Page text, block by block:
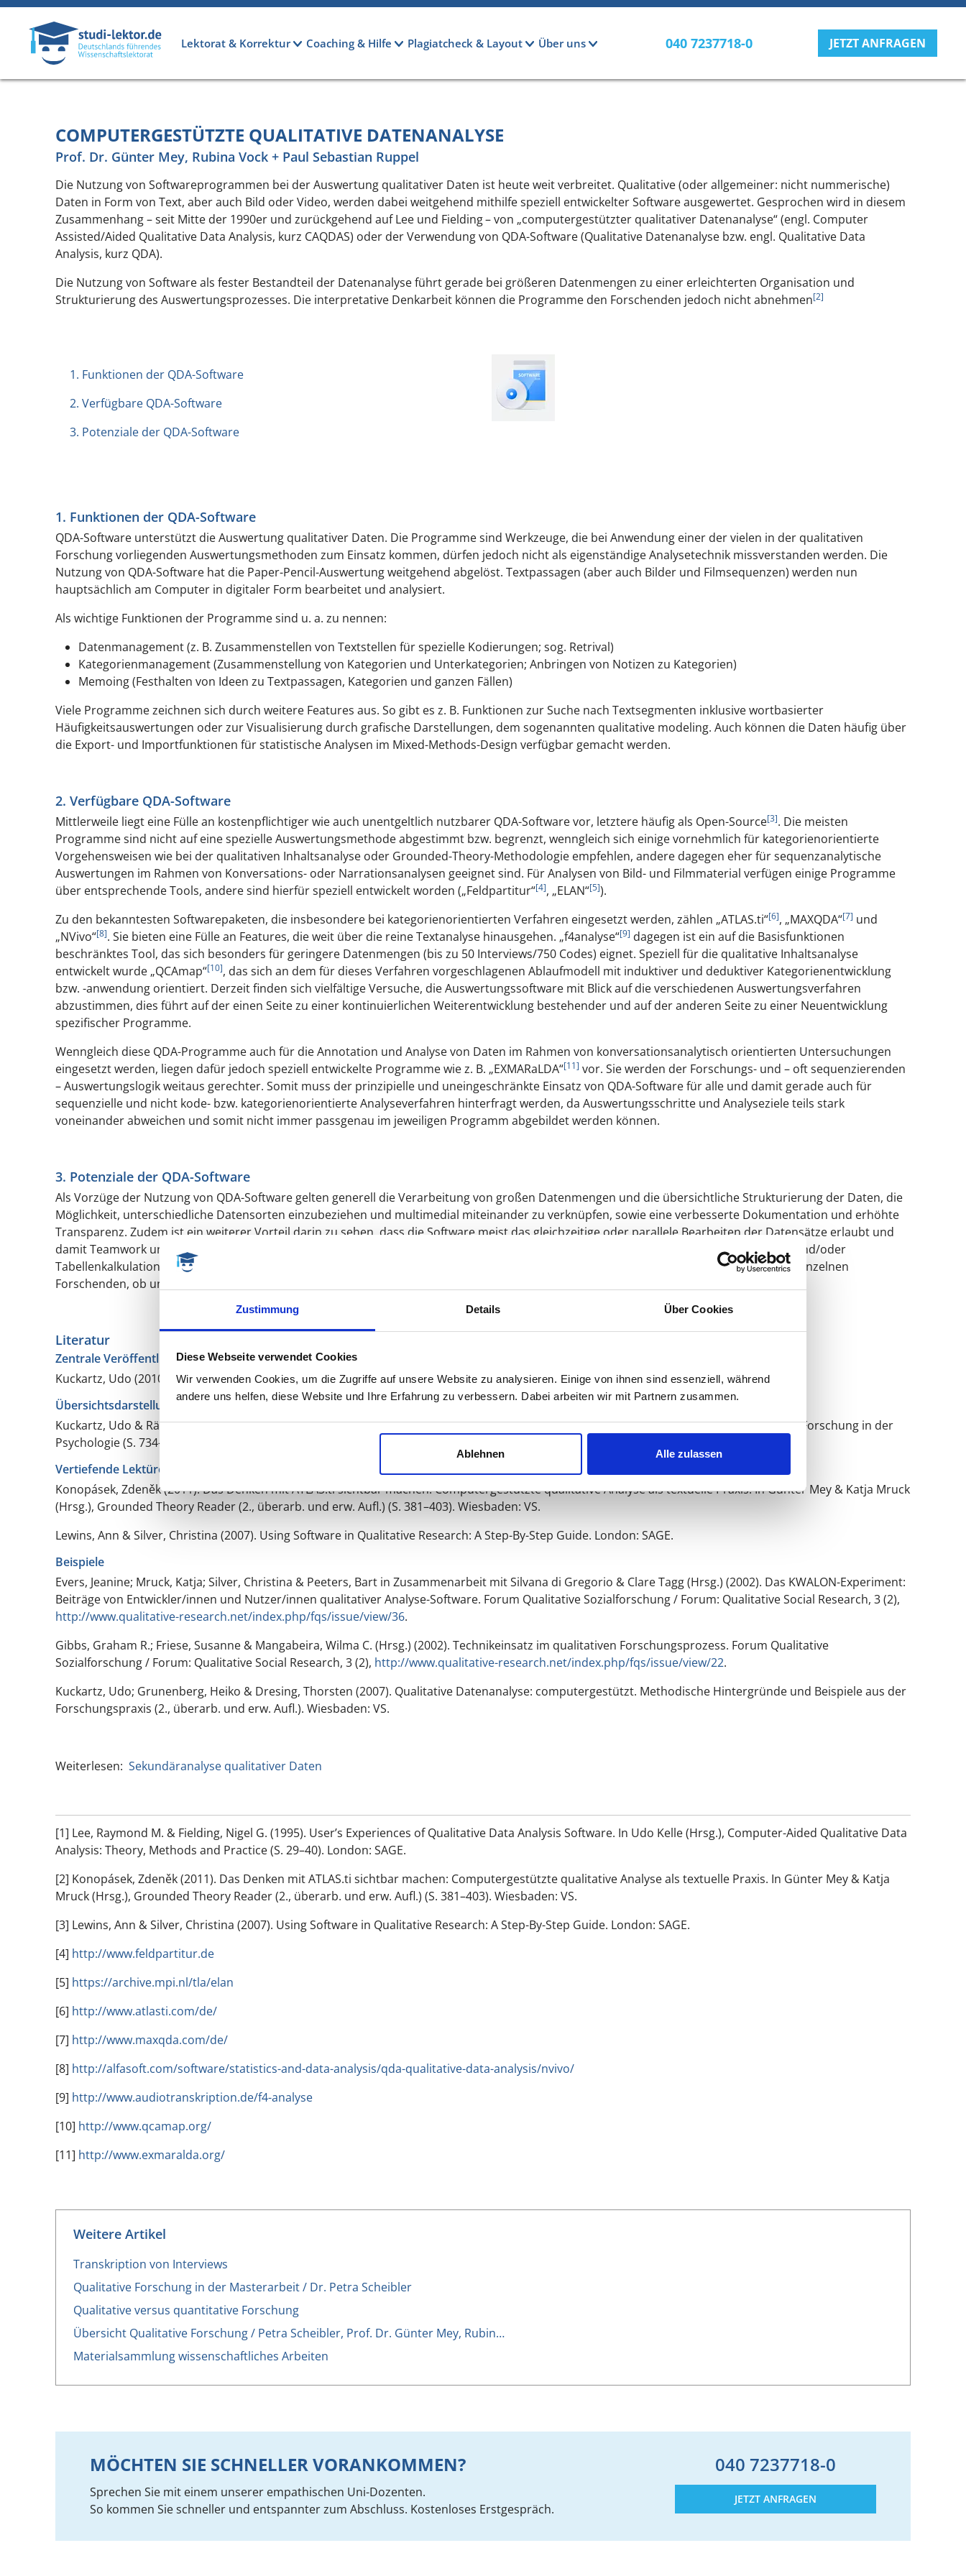
Zustimmung Details Über Cookies
Diese Webseite verwendet Cookies
Wir verwenden Cookies, um die Zugriffe auf unsere Website zu analysieren. Einige von ihnen sind essenziell, während
andere uns helfen, diese Website und Ihre Erfahrung zu verbessern. Dabei arbeiten wir mit Partnern zusammen.
Ablehnen Alle zulassen
Direkt zum Inhalt
Lektorat & Korrektur Coaching & Hilfe Plagiatcheck & Layout Über uns 040 7237718-0 JETZT ANFRAGEN
COMPUTERGESTÜTZTE QUALITATIVE DATENANALYSE
Prof. Dr. Günter Mey, Rubina Vock + Paul Sebastian Ruppel
Die Nutzung von Softwareprogrammen bei der Auswertung qualitativer Daten ist heute weit verbreitet. Qualitative (oder allgemeiner: nicht nummerische)
Daten in Form von Text, aber auch Bild oder Video, werden dabei weitgehend mithilfe speziell entwickelter Software ausgewertet. Gesprochen wird in diesem
Zusammenhang – seit Mitte der 1990er und zurückgehend auf Lee und Fielding– von „computergestützter qualitativer Datenanalyse“ (engl. Computer
Assisted/Aided Qualitative Data Analysis, kurz CAQDAS) oder der Verwendung von QDA-Software (Qualitative Datenanalyse bzw. engl. Qualitative Data
Analysis, kurz QDA).
Die Nutzung von Software als fester Bestandteil der Datenanalyse führt gerade bei größeren Datenmengen zu einer erleichterten Organisation und
Strukturierung des Auswertungsprozesses. Die interpretative Denkarbeit können die Programme den Forschenden jedoch nicht abnehmen[2]
1. Funktionen der QDA-Software
2. Verfügbare QDA-Software
3. Potenziale der QDA-Software
1. Funktionen der QDA-Software
QDA-Software unterstützt die Auswertung qualitativer Daten. Die Programme sind Werkzeuge, die bei Anwendung einer der vielen in der qualitativen
Forschung vorliegenden Auswertungsmethoden zum Einsatz kommen, dürfen jedoch nicht als eigenständige Analysetechnik missverstanden werden. Die
Nutzung von QDA-Software hat die Paper-Pencil-Auswertung weitgehend abgelöst. Textpassagen (aber auch Bilder und Filmsequenzen) werden nun
hauptsächlich am Computer in digitaler Form bearbeitet und analysiert.
Als wichtige Funktionen der Programme sind u. a. zu nennen:
Datenmanagement (z. B. Zusammenstellen von Textstellen für spezielle Kodierungen; sog. Retrival)
Kategorienmanagement (Zusammenstellung von Kategorien und Unterkategorien; Anbringen von Notizen zu Kategorien)
Memoing (Festhalten von Ideen zu Textpassagen, Kategorien und ganzen Fällen)
Viele Programme zeichnen sich durch weitere Features aus. So gibt es z. B. Funktionen zur Suche nach Textsegmenten inklusive wortbasierter
Häufigkeitsauswertungen oder zur Visualisierung durch grafische Darstellungen, dem sogenannten qualitative modeling. Auch können die Daten häufig über
die Export- und Importfunktionen für statistische Analysen im Mixed-Methods-Design verfügbar gemacht werden.
2. Verfügbare QDA-Software
Mittlerweile liegt eine Fülle an kostenpflichtiger wie auch unentgeltlich nutzbarer QDA-Software vor, letztere häufig als Open-Source[3]. Die meisten
Programme sind nicht auf eine spezielle Auswertungsmethode abgestimmt bzw. begrenzt, wenngleich sich einige vornehmlich für kategorienorientierte
Vorgehensweisen wie bei der qualitativen Inhaltsanalyse oder Grounded-Theory-Methodologie empfehlen, andere dagegen eher für sequenzanalytische
Auswertungen im Rahmen von Konversations- oder Narrationsanalysen geeignet sind. Für Analysen von Bild- und Filmmaterial verfügen einige Programme
über entsprechende Tools, andere sind hierfür speziell entwickelt worden („Feldpartitur“[4], „ELAN“[5]).
Zu den bekanntesten Softwarepaketen, die insbesondere bei kategorienorientierten Verfahren eingesetzt werden, zählen „ATLAS.ti“[6], „MAXQDA“[7] und
„NVivo“[8]. Sie bieten eine Fülle an Features, die weit über die reine Textanalyse hinausgehen. „f4analyse“[9] dagegen ist ein auf die Basisfunktionen
beschränktes Tool, das sich besonders für geringere Datenmengen (bis zu 50 Interviews/750 Codes) eignet. Speziell für die qualitative Inhaltsanalyse
entwickelt wurde „QCAmap“[10], das sich an dem für dieses Verfahren vorgeschlagenen Ablaufmodell mit induktiver und deduktiver Kategorienentwicklung
bzw. -anwendung orientiert. Derzeit finden sich vielfältige Versuche, die Auswertungssoftware mit Blick auf die verschiedenen Auswertungsverfahren
abzustimmen, dies führt auf der einen Seite zu einer kontinuierlichen Weiterentwicklung bestehender und auf der anderen Seite zu einer Neuentwicklung
spezifischer Programme.
Wenngleich diese QDA-Programme auch für die Annotation und Analyse von Daten im Rahmen von konversationsanalytisch orientierten Untersuchungen
eingesetzt werden, liegen dafür jedoch speziell entwickelte Programme wie z. B. „EXMARaLDA“[11] vor. Sie werden der Forschungs- und – oft sequenzierenden
– Auswertungslogik weitaus gerechter. Somit muss der prinzipielle und uneingeschränkte Einsatz von QDA-Software für alle und damit gerade auch für
sequenzielle und nicht kode- bzw. kategorienorientierte Analyseverfahren hinterfragt werden, da Auswertungsschritte und Analyseziele teils stark
voneinander abweichen und somit nicht immer passgenau im jeweiligen Programm abgebildet werden können.
3. Potenziale der QDA-Software
Als Vorzüge der Nutzung von QDA-Software gelten generell die Verarbeitung von großen Datenmengen und die übersichtliche Strukturierung der Daten, die
Möglichkeit, unterschiedliche Datensorten einzubeziehen und multimedial miteinander zu verknüpfen, sowie eine verbesserte Dokumentation und erhöhte
Transparenz. Zudem ist ein weiterer Vorteil darin zu sehen, dass die Software meist das gleichzeitige oder parallele Bearbeiten der Datensätze erlaubt und
damit Teamwork unterstützt. Allerdings realisieren einige Forschende ihre Auswertung weiterhin unter Nutzung von Textverarbeitungs- und/oder
Tabellenkalkulationsprogrammen. Am Ende entscheiden die Datenmenge, die Ansprüchlichkeit der Analyse, aber auch die Vorlieben der einzelnen
Forschenden, ob und wenn ja, welche Programme sinnvoll einzusetzen sind.
Literatur
Zentrale Veröffentlichung
Kuckartz, Udo (2010).
Einführung in die computergestützte Analyse qualitativer Daten(3., akt. Aufl.). Wiesbaden: VS.
Übersichtsdarstellungen
Kuckartz, Udo & Rädiker, Stefan (2010). Computergestützte Analyse (CAQDAS). In Günter Mey & Katja Mruck (Hrsg.),Handbuch Qualitative Forschung in der
Psychologie(S. 734–750). Wiesbaden: VS.
Vertiefende Lektüre
Konopásek, Zdeněk (2011). Das Denken mit ATLAS.ti sichtbar machen: Computergestützte qualitative Analyse als textuelle Praxis. In Günter Mey & Katja Mruck
(Hrsg.), Grounded Theory Reader(2., überarb. und erw. Aufl.) (S. 381–403). Wiesbaden: VS.
Lewins, Ann & Silver, Christina (2007). Using Software in Qualitative Research: A Step-By-Step Guide. London: SAGE.
Beispiele
Evers, Jeanine; Mruck, Katja; Silver, Christina & Peeters, Bart in Zusammenarbeit mit Silvana di Gregorio & Clare Tagg (Hrsg.) (2002). Das KWALON-Experiment:
Beiträge von Entwickler/innen und Nutzer/innen qualitativer Analyse-Software. Forum Qualitative Sozialforschung / Forum: Qualitative Social Research, 3(2),
http://www.qualitative-research.net/index.php/fqs/issue/view/36.
Gibbs, Graham R.; Friese, Susanne & Mangabeira, Wilma C. (Hrsg.) (2002). Technikeinsatz im qualitativen Forschungsprozess. Forum Qualitative
Sozialforschung / Forum: Qualitative Social Research, 3(2), http://www.qualitative-research.net/index.php/fqs/issue/view/22.
Kuckartz, Udo; Grunenberg, Heiko & Dresing, Thorsten (2007). Qualitative Datenanalyse: computergestützt. Methodische Hintergründe und Beispiele aus der
Forschungspraxis (2., überarb. und erw. Aufl.). Wiesbaden: VS.
Weiterlesen: Sekundäranalyse qualitativer Daten
[1] Lee, Raymond M. & Fielding, Nigel G. (1995). User’s Experiences of Qualitative Data Analysis Software. In Udo Kelle (Hrsg.), Computer-Aided Qualitative Data
Analysis: Theory, Methods and Practice (S. 29–40). London: SAGE.
[2] Konopásek, Zdeněk (2011). Das Denken mit ATLAS.ti sichtbar machen: Computergestützte qualitative Analyse als textuelle Praxis. In Günter Mey & Katja
Mruck (Hrsg.), Grounded Theory Reader (2., überarb. und erw. Aufl.) (S. 381–403). Wiesbaden: VS.
[3] Lewins, Ann & Silver, Christina (2007). Using Software in Qualitative Research: A Step-By-Step Guide. London: SAGE.
[4] http://www.feldpartitur.de
[5] https://archive.mpi.nl/tla/elan
[6] http://www.atlasti.com/de/
[7] http://www.maxqda.com/de/
[8] http://alfasoft.com/software/statistics-and-data-analysis/qda-qualitative-data-analysis/nvivo/
[9] http://www.audiotranskription.de/f4-analyse
[10] http://www.qcamap.org/
[11] http://www.exmaralda.org/
Weitere Artikel
Transkription von Interviews
Qualitative Forschung in der Masterarbeit / Dr. Petra Scheibler
Qualitative versus quantitative Forschung
Übersicht Qualitative Forschung / Petra Scheibler, Prof. Dr. Günter Mey, Rubin…
Materialsammlung wissenschaftliches Arbeiten
MÖCHTEN SIE SCHNELLER VORANKOMMEN?
Sprechen Sie mit einem unserer empathischen Uni-Dozenten.
So kommen Sie schneller und entspannter zum Abschluss. Kostenloses Erstgespräch.
040 7237718-0
JETZT ANFRAGEN